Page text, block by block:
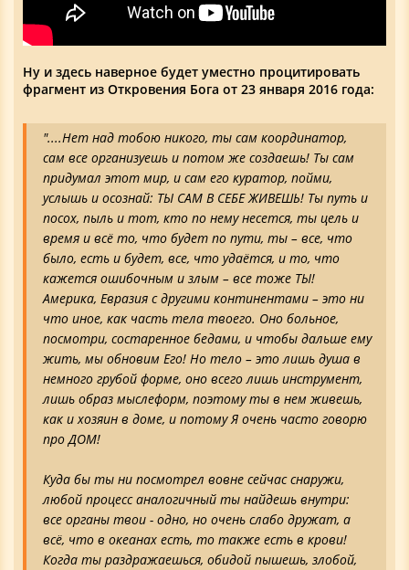
Ну и здесь наверное будет уместно процитировать
фрагмент из Откровения Бога от 23 января 2016 года:
"....Нет над тобою никого, ты сам координатор,
сам все организуешь и потом же создаешь! Ты сам
придумал этот мир, и сам его куратор, пойми,
услышь и осознай: ТЫ САМ В СЕБЕ ЖИВЕШЬ! Ты путь и
посох, пыль и тот, кто по нему несется, ты цель и
время и всё то, что будет по пути, ты – все, что
было, есть и будет, все, что удаётся, и то, что
кажется ошибочным и злым – все тоже ТЫ!
Америка, Евразия с другими континентами – это ни
что иное, как часть тела твоего. Оно больное,
посмотри, состаренное бедами, и чтобы дальше ему
жить, мы обновим Его! Но тело – это лишь душа в
немного грубой форме, оно всего лишь инструмент,
лишь образ мыслеформ, поэтому ты в нем живешь,
как и хозяин в доме, и потому Я очень часто говорю
про ДОМ!
Куда бы ты ни посмотрел вовне сейчас снаружи,
любой процесс аналогичный ты найдешь внутри:
все органы твои - одно, но очень слабо дружат, а
всё, что в океанах есть, то также есть в крови!
Когда ты раздражаешься, обидой пышешь, злобой,